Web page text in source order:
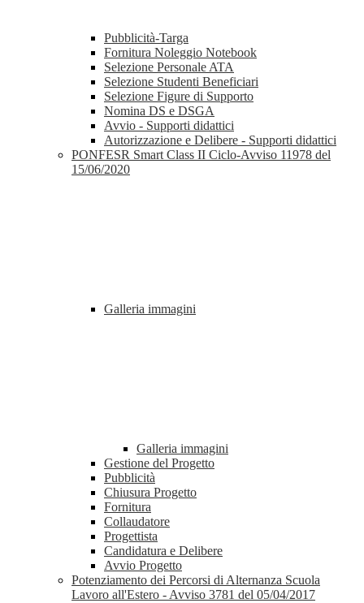
Pubblicità-Targa
Fornitura Noleggio Notebook
Selezione Personale ATA
Selezione Studenti Beneficiari
Selezione Figure di Supporto
Nomina DS e DSGA
Avvio - Supporti didattici
Autorizzazione e Delibere - Supporti didattici
PONFESR Smart Class II Ciclo-Avviso 11978 del
15/06/2020
Galleria immagini
Galleria immagini
Gestione del Progetto
Pubblicità
Chiusura Progetto
Fornitura
Collaudatore
Progettista
Candidatura e Delibere
Avvio Progetto
Potenziamento dei Percorsi di Alternanza Scuola
Lavoro all'Estero - Avviso 3781 del 05/04/2017